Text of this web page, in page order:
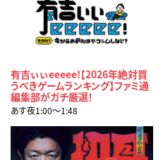
有吉ぃぃeeeee!【2026年絶対買
うべきゲームランキング】ファミ通
編集部がガチ厳選！
あす夜1:00〜1:48